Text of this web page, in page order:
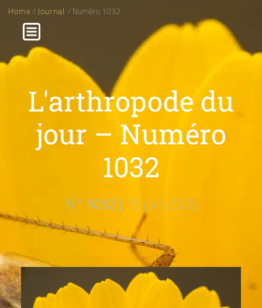
Home/Journal / Numéro 1032
L'arthropode du
jour – Numéro
1032
N° 1032 | 15 juin 2026